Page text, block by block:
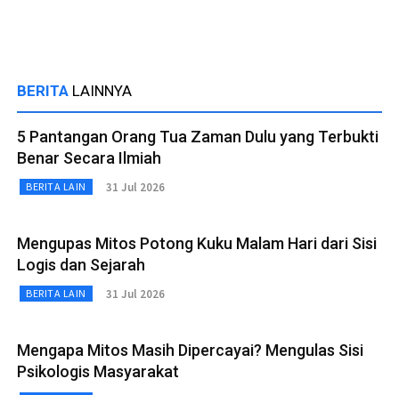
BERITA LAINNYA
5 Pantangan Orang Tua Zaman Dulu yang Terbukti
Benar Secara Ilmiah
BERITA LAIN 31 Jul 2026
Mengupas Mitos Potong Kuku Malam Hari dari Sisi
Logis dan Sejarah
BERITA LAIN 31 Jul 2026
Mengapa Mitos Masih Dipercayai? Mengulas Sisi
Psikologis Masyarakat